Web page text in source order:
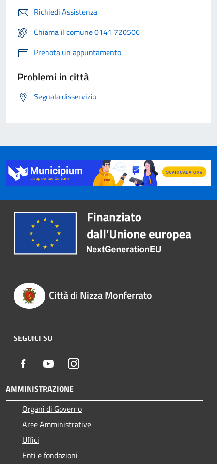
Richiedi Assistenza
Chiama il comune 0141 720506
Prenota un appuntamento
Problemi in città
Segnala disservizio
Città di Nizza Monferrato
SEGUICI SU
Facebook YoutubeInstagram
AMMINISTRAZIONE
Organi di Governo
Aree Amministrative
Uffici
Enti e fondazioni